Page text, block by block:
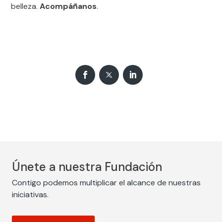
belleza.Acompáñanos.
Únete a nuestra Fundación
Contigo podemos multiplicar el alcance de nuestras
iniciativas.